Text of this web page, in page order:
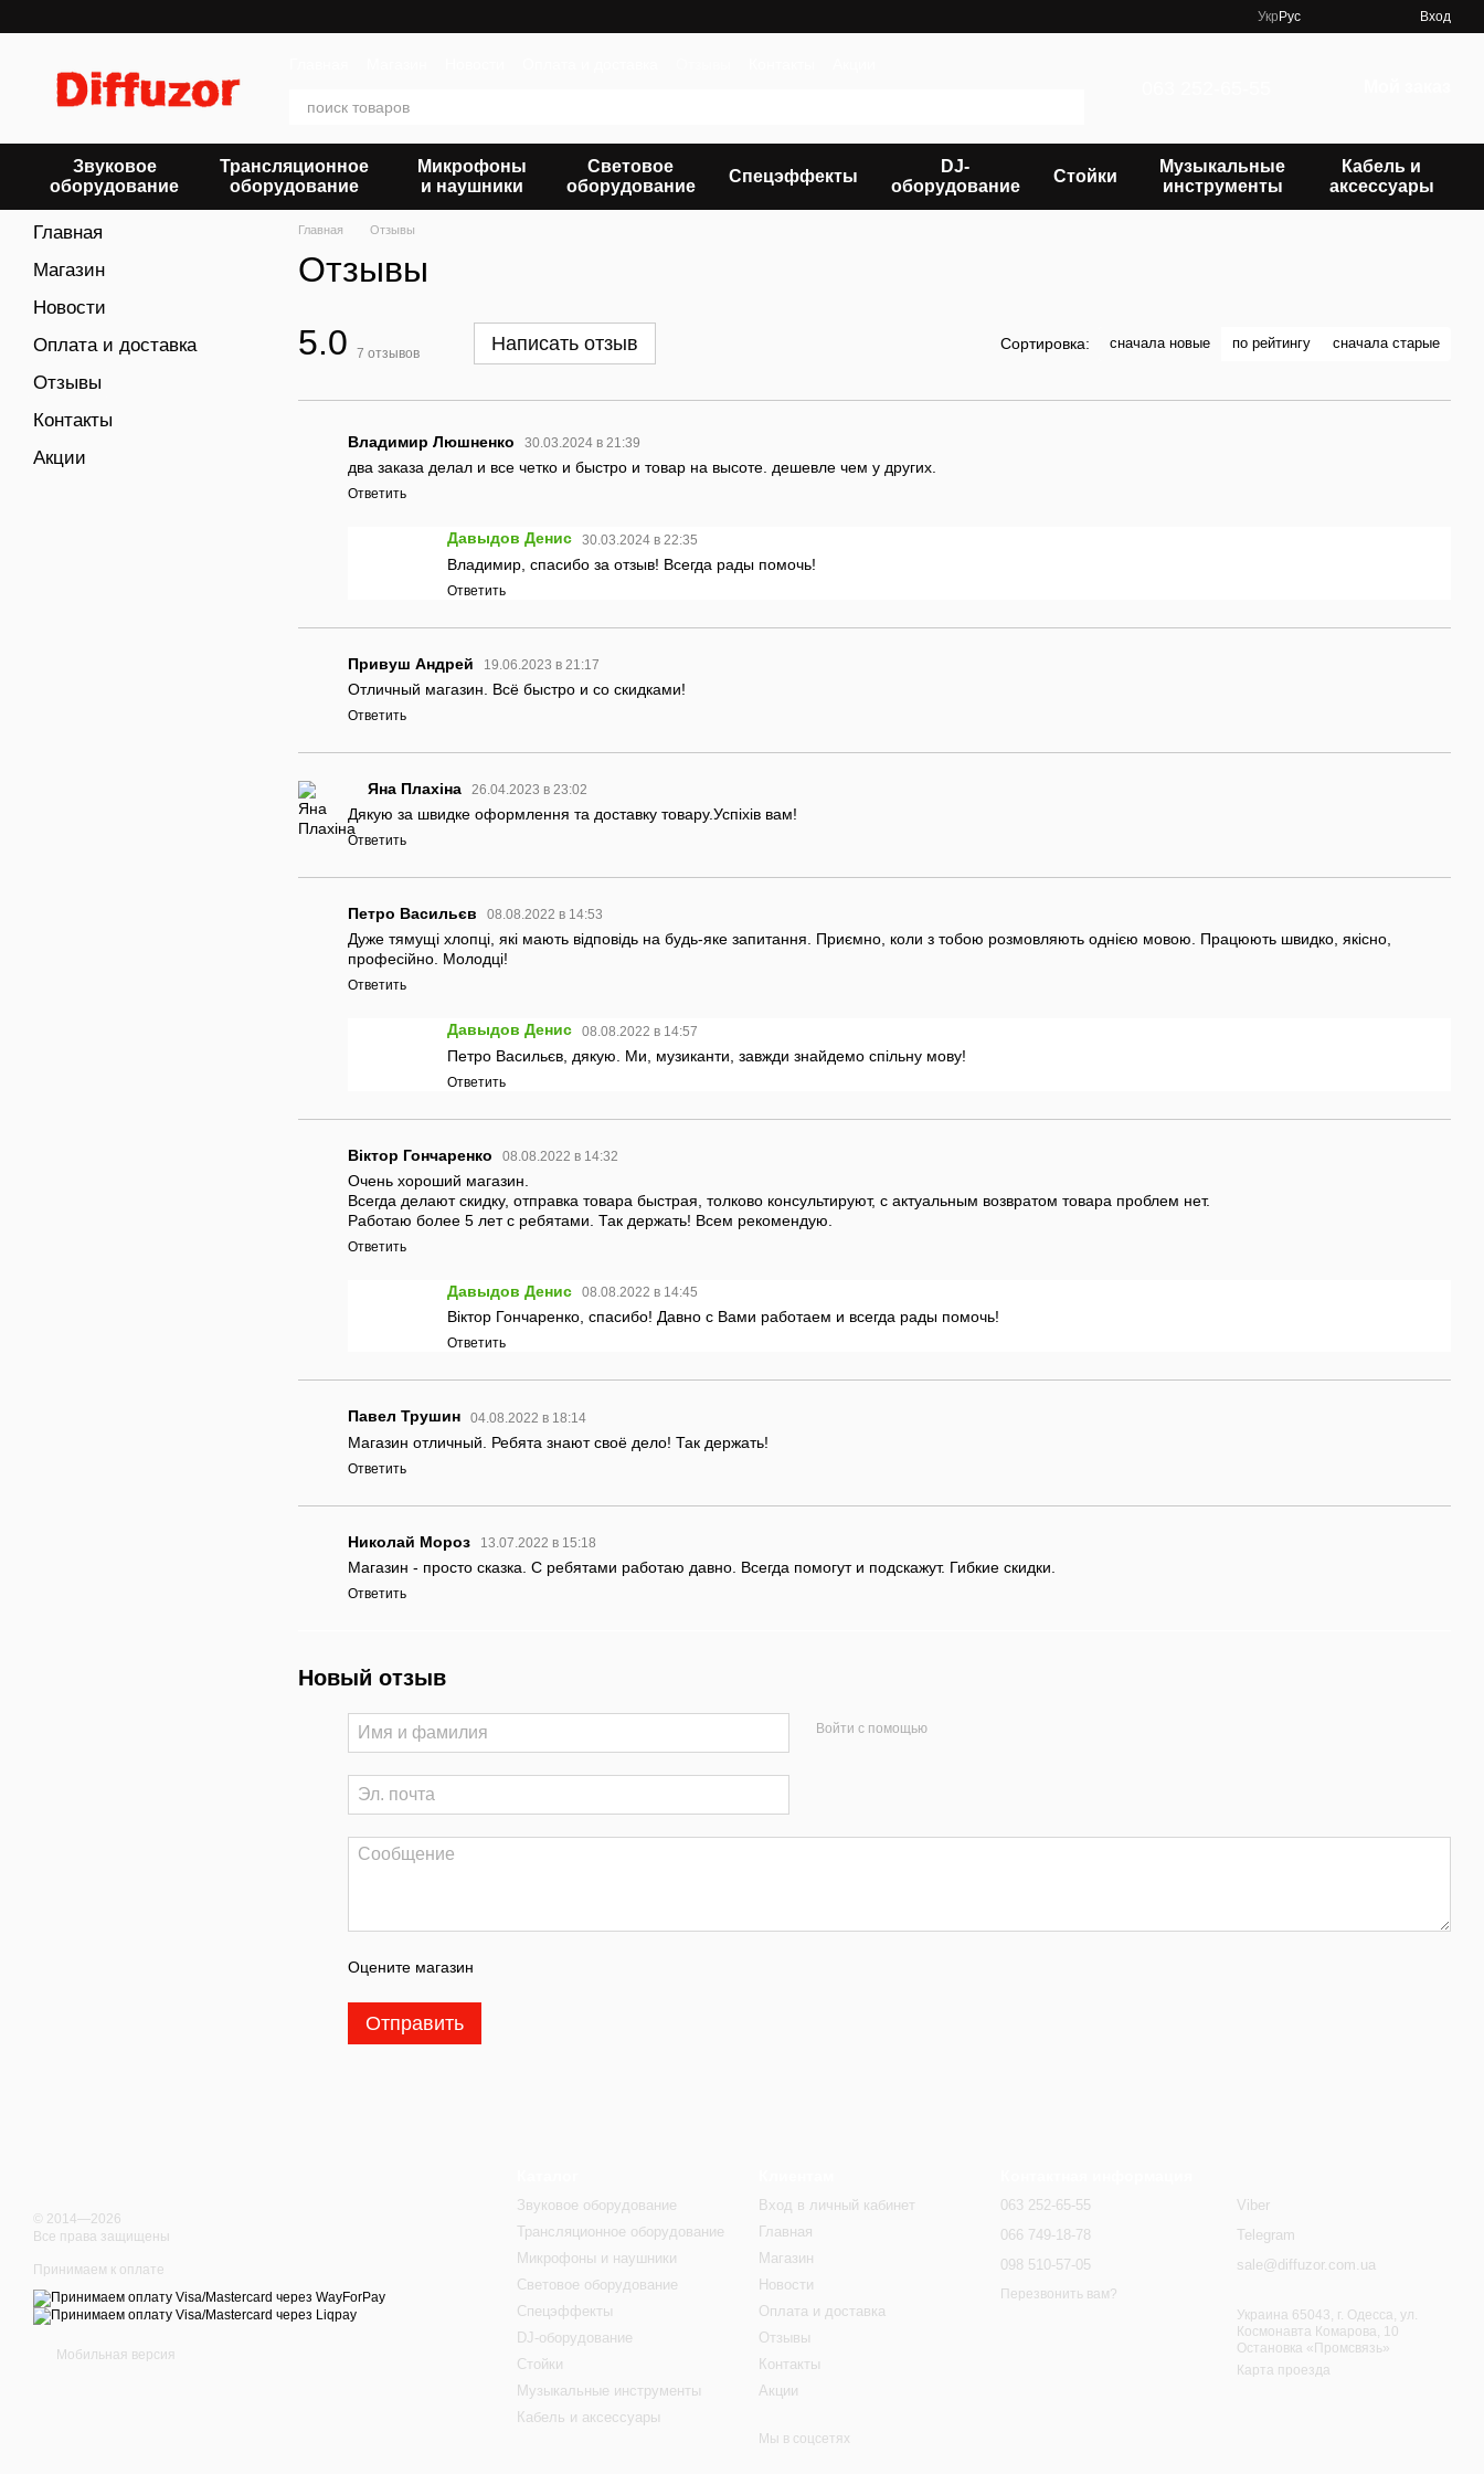
Укр Рус Вход
Звуковое
оборудование
Трансляционное
оборудование
Микрофоны
и наушники
Световое
оборудование
Спецэффекты
DJ-
оборудование
Стойки
Музыкальные
инструменты
Кабель и
аксессуары
Главная Отзывы
Отзывы
5.0
7 отзывов Написать отзыв Сортировка: сначала новые по рейтингу сначала старые
Владимир Люшненко 30.03.2024 в 21:39
два заказа делал и все четко и быстро и товар на высоте. дешевле чем у других.
Ответить
Давыдов Денис 30.03.2024 в 22:35
Владимир, спасибо за отзыв! Всегда рады помочь!
Ответить
Привуш Андрей 19.06.2023 в 21:17
Отличный магазин. Всё быстро и со скидками!
Ответить
Яна Плахіна 26.04.2023 в 23:02
Дякую за швидке оформлення та доставку товару.Успіхів вам!
Ответить
Петро Васильєв 08.08.2022 в 14:53
Дуже тямущі хлопці, які мають відповідь на будь-яке запитання. Приємно, коли з тобою розмовляють однією мовою. Працюють швидко, якісно,
професійно. Молодці!
Ответить
Давыдов Денис 08.08.2022 в 14:57
Петро Васильєв, дякую. Ми, музиканти, завжди знайдемо спільну мову!
Ответить
Віктор Гончаренко 08.08.2022 в 14:32
Очень хороший магазин.
Всегда делают скидку, отправка товара быстрая, толково консультируют, с актуальным возвратом товара проблем нет.
Работаю более 5 лет с ребятами. Так держать! Всем рекомендую.
Ответить
Давыдов Денис 08.08.2022 в 14:45
Віктор Гончаренко, спасибо! Давно с Вами работаем и всегда рады помочь!
Ответить
Павел Трушин 04.08.2022 в 18:14
Магазин отличный. Ребята знают своё дело! Так держать!
Ответить
Николай Мороз 13.07.2022 в 15:18
Магазин - просто сказка. С ребятами работаю давно. Всегда помогут и подскажут. Гибкие скидки.
Ответить
Новый отзыв
Войти с помощью
Оцените магазин
Отправить
Главная
Магазин
Новости
Оплата и доставка
Отзывы
Контакты
Акции
© 2014—2026
Все права защищены
Принимаем к оплате
Мобильная версия
Звуковое оборудование
Трансляционное оборудование
Микрофоны и наушники
Световое оборудование
Спецэффекты
DJ-оборудование
Стойки
Музыкальные инструменты
Кабель и аксессуары
Вход в личный кабинет
Главная
Магазин
Новости
Оплата и доставка
Отзывы
Контакты
Акции
Мы в соцсетях
063 252-65-55
066 749-18-78
098 510-57-05
Перезвонить вам?
Viber
Telegram
sale@diffuzor.com.ua
Украина 65043, г. Одесса, ул.
Космонавта Комарова, 10
Остановка «Промсвязь»
Карта проезда